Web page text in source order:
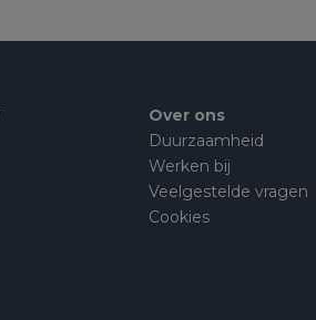
Over ons
Duurzaamheid
Werken bij
Veelgestelde vragen
Cookies